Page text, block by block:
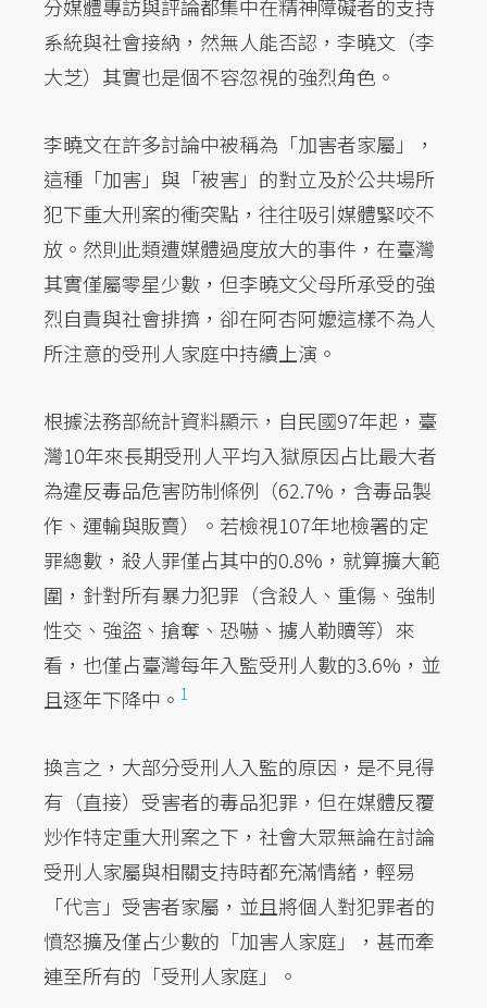
分媒體專訪與評論都集中在精神障礙者的支持
系統與社會接納，然無人能否認，李曉文（李
大芝）其實也是個不容忽視的強烈角色。
李曉文在許多討論中被稱為「加害者家屬」，
這種「加害」與「被害」的對立及於公共場所
犯下重大刑案的衝突點，往往吸引媒體緊咬不
放。然則此類遭媒體過度放大的事件，在臺灣
其實僅屬零星少數，但李曉文父母所承受的強
烈自責與社會排擠，卻在阿杏阿嬤這樣不為人
所注意的受刑人家庭中持續上演。
根據法務部統計資料顯示，自民國97年起，臺
灣10年來長期受刑人平均入獄原因占比最大者
為違反毒品危害防制條例（62.7%，含毒品製
作、運輸與販賣）。若檢視107年地檢署的定
罪總數，殺人罪僅占其中的0.8%，就算擴大範
圍，針對所有暴力犯罪（含殺人、重傷、強制
性交、強盜、搶奪、恐嚇、擄人勒贖等）來
看，也僅占臺灣每年入監受刑人數的3.6%，並
且逐年下降中。 1
換言之，大部分受刑人入監的原因，是不見得
有（直接）受害者的毒品犯罪，但在媒體反覆
炒作特定重大刑案之下，社會大眾無論在討論
受刑人家屬與相關支持時都充滿情緒，輕易
「代言」受害者家屬，並且將個人對犯罪者的
憤怒擴及僅占少數的「加害人家庭」，甚而牽
連至所有的「受刑人家庭」。